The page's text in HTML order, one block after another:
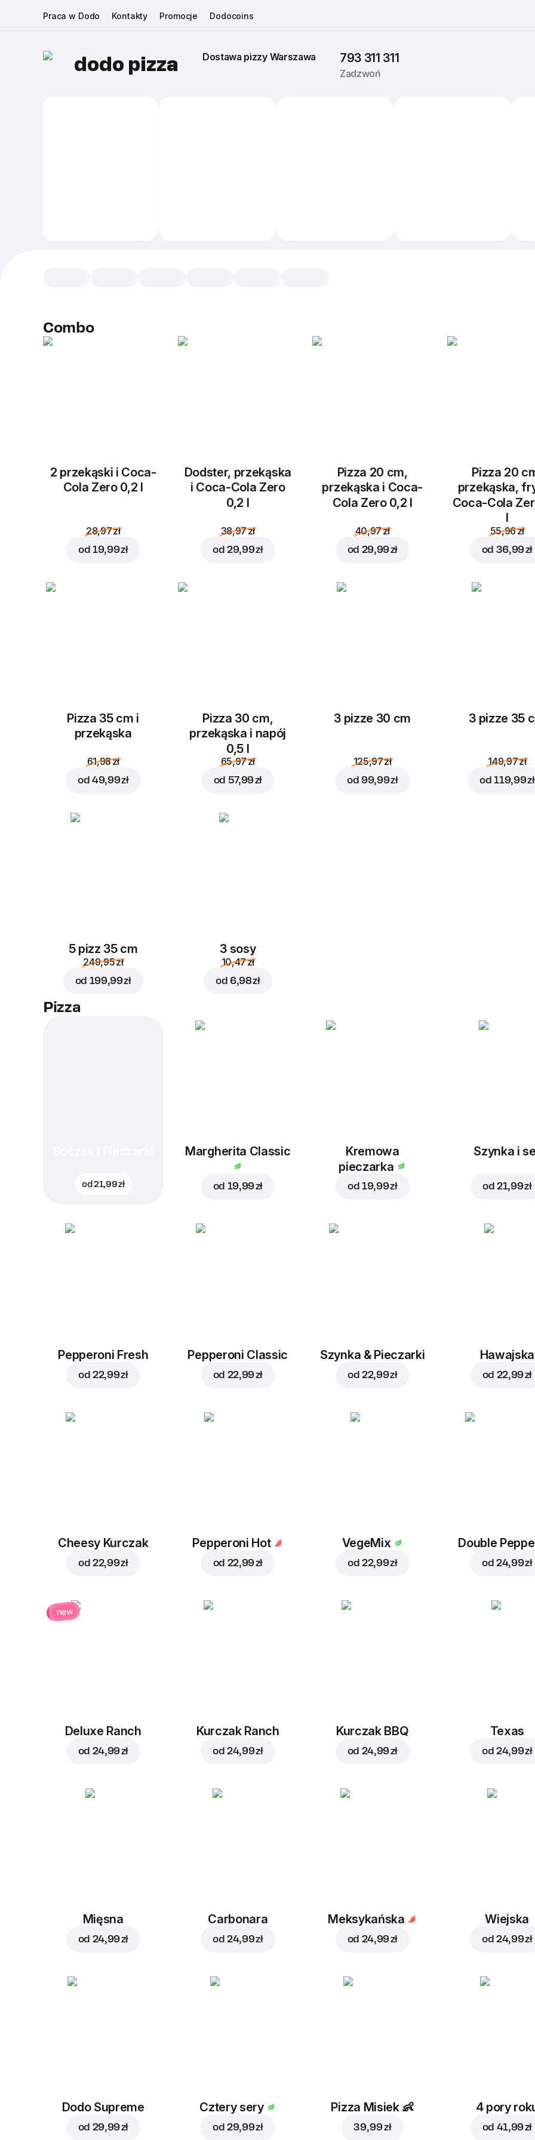
Praca w Dodo Kontakty Promocje Dodocoins
dodo pizza Dostawa pizzy Warszawa 793 311 311
Zadzwoń
Сombo
2 przekąski i Coca-
Cola Zero 0,2 l
28,97 zł
od19,99 zł
Dodster, przekąska
i Coca-Cola Zero
0,2 l
38,97 zł
od29,99 zł
Pizza 20 cm,
przekąska i Coca-
Cola Zero 0,2 l
40,97 zł
od 29,99 zł
Pizza 20
przekąska,
Coca-Cola
l
55,96 zł
od 36,99 zł
Pizza 35 cm i
przekąska
61,98 zł
od49,99 zł
Pizza 30 cm,
przekąska i napój
0,5 l
65,97 zł
od 57,99 zł
3 pizze 30 cm
125,97 zł
od 99,99 zł
3 pizze 35
149,97 zł
od119,99 zł
5 pizz 35 cm
249,95 zł
od 199,99 zł
3 sosy
10,47 zł
od 6,98 zł
Pizza
od21,99 zł
Margherita Classic
od 19,99 zł
Kremowa
pieczarka
od19,99 zł
Szynka i
od21,99 zł
Pepperoni Fresh
od22,99 zł
Pepperoni Classic
od 22,99 zł
Szynka & Pieczarki
od22,99 zł
Hawajska
od 22,99 zł
Cheesy Kurczak
od22,99 zł
Pepperoni Hot
od 22,99 zł
VegeMix
od22,99 zł
Double
od24,99 zł
new
Deluxe Ranch
od 24,99 zł
Kurczak Ranch
od24,99 zł
Kurczak BBQ
od 24,99 zł
Texas
od24,99 zł
Mięsna
od 24,99 zł
Carbonara
od24,99 zł
Meksykańska
od 24,99 zł
Wiejska
od24,99 zł
Dodo Supreme
od 29,99 zł
Cztery sery
od29,99 zł
Pizza Misiek 👶
39,99 zł
4 pory
od 41,99 zł